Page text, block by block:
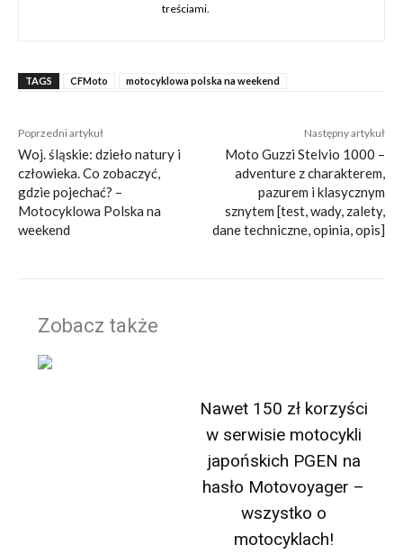
treściami.
TAGS CFMoto motocyklowa polska na weekend
Poprzedni artykuł
Woj. śląskie: dzieło natury i
człowieka. Co zobaczyć,
gdzie pojechać? –
Motocyklowa Polska na
weekend
Następny artykuł
Moto Guzzi Stelvio 1000 –
adventure z charakterem,
pazurem i klasycznym
sznytem [test, wady, zalety,
dane techniczne, opinia, opis]
Zobacz także
Nawet 150 zł korzyści
w serwisie motocykli
japońskich PGEN na
hasło Motovoyager –
wszystko o
motocyklach!